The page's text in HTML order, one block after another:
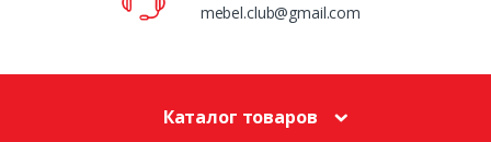
mebel.club@gmail.com
Каталог товаров